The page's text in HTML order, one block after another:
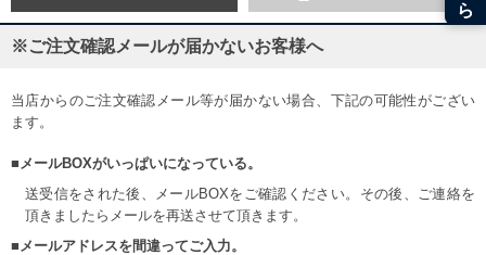
※ご注文確認メールが届かないお客様へ
当店からのご注文確認メール等が届かない場合、下記の可能性がござい
ます。
■メールBOXがいっぱいになっている。
送受信をされた後、メールBOXをご確認ください。その後、ご連絡を
頂きましたらメールを再送させて頂きます。
■メールアドレスを間違ってご入力。